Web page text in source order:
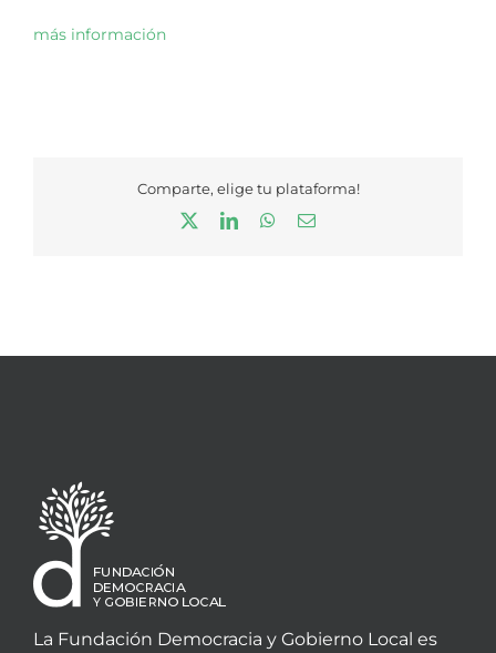
más información
Comparte, elige tu plataforma!
LinkedInWhatsApp
Correo
La Fundación Democracia y Gobierno Local es